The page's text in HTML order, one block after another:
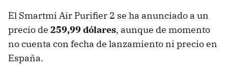
El Smartmi Air Purifier 2 se ha anunciado a un
precio de 259,99 dólares, aunque de momento
no cuenta con fecha de lanzamiento ni precio en
España.